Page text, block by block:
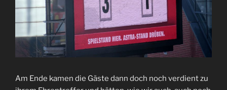
Am Ende kamen die Gäste dann doch noch verdient zu